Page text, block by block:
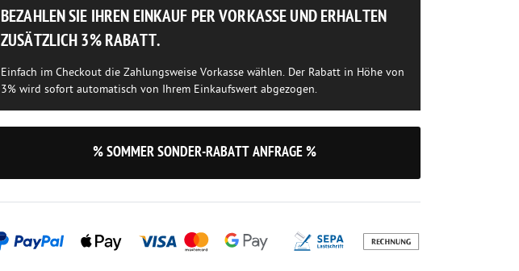
BEZAHLEN SIE IHREN EINKAUF PER VORKASSE UND ERHALTEN
ZUSÄTZLICH 3% RABATT.
Einfach im Checkout die Zahlungsweise Vorkasse wählen. Der Rabatt in Höhe von
3% wird sofort automatisch von Ihrem Einkaufswert abgezogen.
% SOMMER SONDER-RABATT ANFRAGE %